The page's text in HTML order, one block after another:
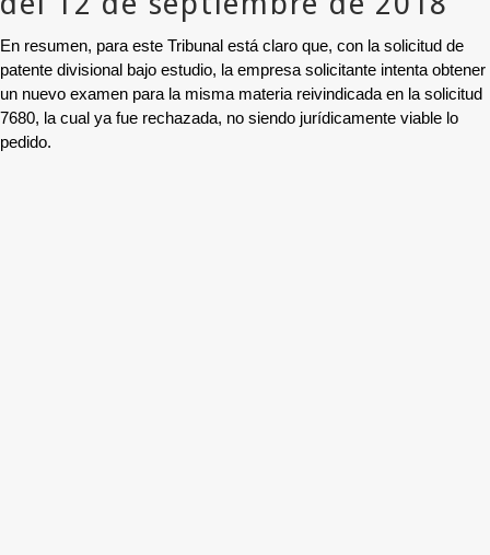
En resumen, para este Tribunal está claro que, con la solicitud de
patente divisional bajo estudio, la empresa solicitante intenta obtener
un nuevo examen para la misma materia reivindicada en la solicitud
7680, la cual ya fue rechazada, no siendo jurídicamente viable lo
pedido.